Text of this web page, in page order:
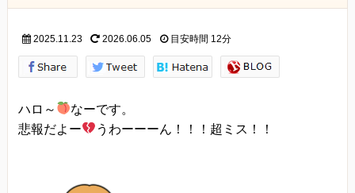
生年月日、性別、電話番号、
電子メールアドレス、職業、勤務先等、特定の個
個人情報の収集・利用
よる個人情報の収集・利用は、お客様の自発的な
2025.11.23 2026.06.05 目安時間 12分
ハロ～
なーです。
悲報だよー
うわーーーん！！！超ミス！！